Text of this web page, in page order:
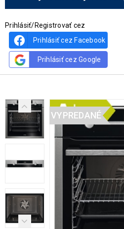
Prihlásiť/Registrovať cez
Prihlásiť cez Facebook
Prihlásiť cez Google
VYPREDANÉ